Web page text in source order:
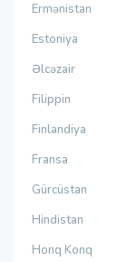
Ermənistan
Estoniya
Əlcəzair
Filippin
Finlandiya
Fransa
Gürcüstan
Hindistan
Honq Konq